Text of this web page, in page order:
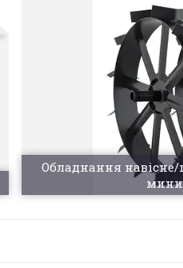
Обладнання